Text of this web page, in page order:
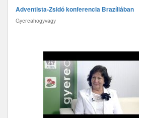
Adventista-Zsidó konferencia Brazíliában
Gyereahogyvagy